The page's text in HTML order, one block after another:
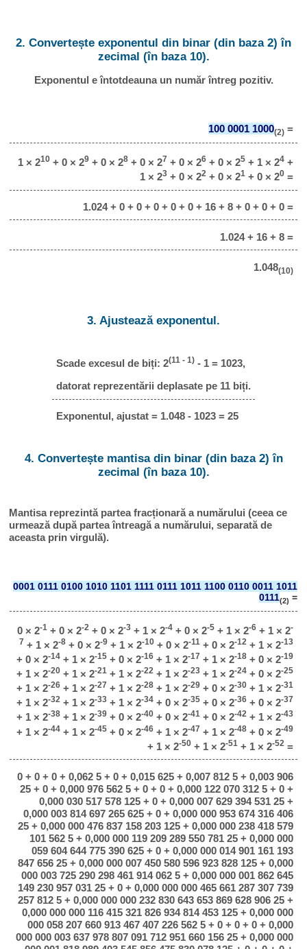
2. Convertește exponentul din binar (din baza 2) în
zecimal (în baza 10).
Exponentul e întotdeauna un număr întreg pozitiv.
100 0001 1000(2)=
1 × 210+ 0 × 29+ 0 × 28+ 0 × 27 + 0 × 26+ 0 × 25+ 1 × 24+
1 × 23+ 0 × 22+ 0 × 21+ 0 × 20=
1.024 + 0 + 0 + 0 + 0 + 0 + 16 + 8 + 0 + 0 + 0 =
1.024 + 16 + 8 =
1.048(10)
3. Ajustează exponentul.
Scade excesul de biți: 2(11 - 1) - 1 = 1023,
datorat reprezentării deplasate pe 11 biți.
Exponentul, ajustat = 1.048 - 1023 = 25
4. Convertește mantisa din binar (din baza 2) în
zecimal (în baza 10).
Mantisa reprezintă partea fracționară a numărului (ceea ce
urmează după partea întreagă a numărului, separată de
aceasta prin virgulă).
0001 0111 0100 1010 1101 1111 0111 1011 1100 0110 0011 1011
0111(2) =
0 × 2-1+ 0 × 2-2+ 0 × 2-3+ 1 × 2-4+ 0 × 2-5+ 1 × 2-6+ 1 × 2-
7 + 1 × 2-8+ 0 × 2-9+ 1 × 2-10+ 0 × 2-11+ 0 × 2-12+ 1 × 2-13
+ 0 × 2-14+ 1 × 2-15+ 0 × 2-16+ 1 × 2-17 + 1 × 2-18+ 0 × 2-19
+ 1 × 2-20+ 1 × 2-21+ 1 × 2-22+ 1 × 2-23+ 1 × 2-24+ 0 × 2-25
+ 1 × 2-26+ 1 × 2-27 + 1 × 2-28+ 1 × 2-29+ 0 × 2-30+ 1 × 2-31
+ 1 × 2-32+ 1 × 2-33+ 1 × 2-34+ 0 × 2-35+ 0 × 2-36+ 0 × 2-37
+ 1 × 2-38+ 1 × 2-39+ 0 × 2-40+ 0 × 2-41+ 0 × 2-42+ 1 × 2-43
+ 1 × 2-44+ 1 × 2-45+ 0 × 2-46+ 1 × 2-47 + 1 × 2-48+ 0 × 2-49
+ 1 × 2-50+ 1 × 2-51+ 1 × 2-52=
0 + 0 + 0 + 0,062 5 + 0 + 0,015 625 + 0,007 812 5 + 0,003 906
25 + 0 + 0,000 976 562 5 + 0 + 0 + 0,000 122 070 312 5 + 0 +
0,000 030 517 578 125 + 0 + 0,000 007 629 394 531 25 +
0,000 003 814 697 265 625 + 0 + 0,000 000 953 674 316 406
25 + 0,000 000 476 837 158 203 125 + 0,000 000 238 418 579
101 562 5 + 0,000 000 119 209 289 550 781 25 + 0,000 000
059 604 644 775 390 625 + 0 + 0,000 000 014 901 161 193
847 656 25 + 0,000 000 007 450 580 596 923 828 125 + 0,000
000 003 725 290 298 461 914 062 5 + 0,000 000 001 862 645
149 230 957 031 25 + 0 + 0,000 000 000 465 661 287 307 739
257 812 5 + 0,000 000 000 232 830 643 653 869 628 906 25 +
0,000 000 000 116 415 321 826 934 814 453 125 + 0,000 000
000 058 207 660 913 467 407 226 562 5 + 0 + 0 + 0 + 0,000
000 000 003 637 978 807 091 712 951 660 156 25 + 0,000 000